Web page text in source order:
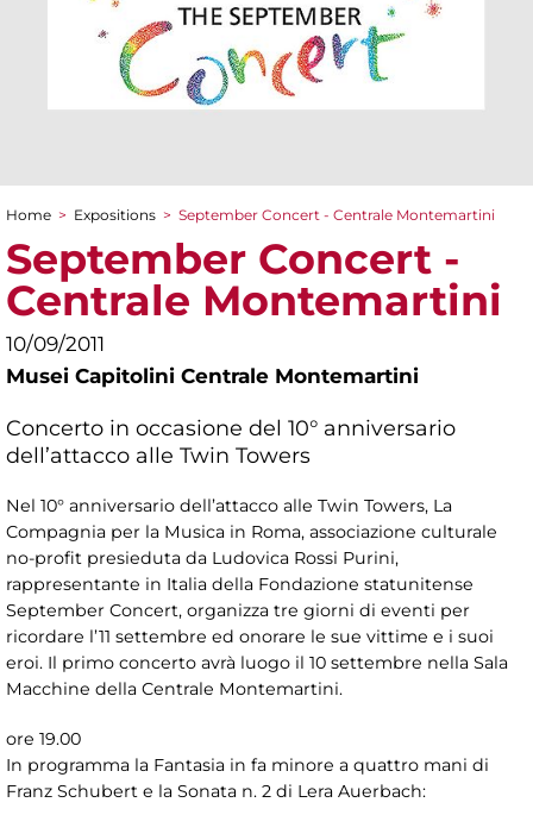
You are here
Home > Expositions > September Concert - Centrale Montemartini
September Concert -
Centrale Montemartini
10/09/2011
Musei Capitolini Centrale Montemartini
Concerto in occasione del 10° anniversario
dell’attacco alle Twin Towers
Nel 10° anniversario dell’attacco alle Twin Towers, La
Compagnia per la Musica in Roma, associazione culturale
no-profit presieduta da Ludovica Rossi Purini,
rappresentante in Italia della Fondazione statunitense
September Concert, organizza tre giorni di eventi per
ricordare l’11 settembre ed onorare le sue vittime e i suoi
eroi. Il primo concerto avrà luogo il 10 settembre nella Sala
Macchine della Centrale Montemartini.
ore 19.00
In programma la Fantasia in fa minore a quattro mani di
Franz Schubert e la Sonata n. 2 di Lera Auerbach: